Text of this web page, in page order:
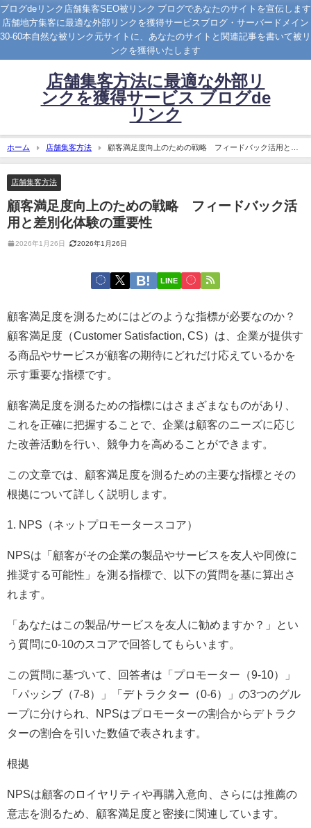
ブログdeリンク店舗集客SEO被リンク ブログであなたのサイトを宣伝します
店舗地方集客に最適な外部リンクを獲得サービスブログ・サーバードメイン
30-60本自然な被リンク元サイトに、あなたのサイトと関連記事を書いて被リ
ンクを獲得いたします
店舗集客方法に最適な外部リ
ンクを獲得サービス ブログde
リンク
ホーム 店舗集客方法
顧客満足度向上のための戦略 フィードバック活用と差
別化体験の重要性
店舗集客方法
顧客満足度向上のための戦略 フィードバック活
用と差別化体験の重要性
2026年1月26日 2026年1月26日
LINE
顧客満足度を測るためにはどのような指標が必要なのか？
顧客満足度（Customer Satisfaction, CS）は、企業が提供す
る商品やサービスが顧客の期待にどれだけ応えているかを
示す重要な指標です。
顧客満足度を測るための指標にはさまざまなものがあり、
これを正確に把握することで、企業は顧客のニーズに応じ
た改善活動を行い、競争力を高めることができます。
この文章では、顧客満足度を測るための主要な指標とその
根拠について詳しく説明します。
1. NPS（ネットプロモータースコア）
NPSは「顧客がその企業の製品やサービスを友人や同僚に
推奨する可能性」を測る指標で、以下の質問を基に算出さ
れます。
「あなたはこの製品/サービスを友人に勧めますか？」とい
う質問に0-10のスコアで回答してもらいます。
この質問に基づいて、回答者は「プロモーター（9-10）」
「パッシブ（7-8）」「デトラクター（0-6）」の3つのグル
ープに分けられ、NPSはプロモーターの割合からデトラク
ターの割合を引いた数値で表されます。
根拠
NPSは顧客のロイヤリティや再購入意向、さらには推薦の
意志を測るため、顧客満足度と密接に関連しています。